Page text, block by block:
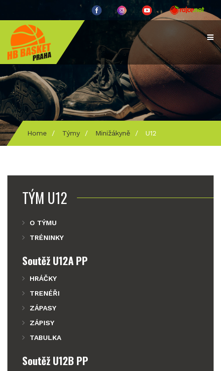
Home / Týmy / Minižákyně / U12
TÝM U12
O TÝMU
TRÉNINKY
Soutěž U12A PP
HRÁČKY
TRENÉŘI
ZÁPASY
ZÁPISY
TABULKA
Soutěž U12B PP